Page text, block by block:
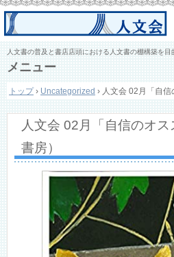
人文書の普及と書店店頭における人文書の棚構築を目
メニュー
ン
ン
キ
トップ › Uncategorized › 人文会 02月「自信
人文会 02月「自信のオ
書房）